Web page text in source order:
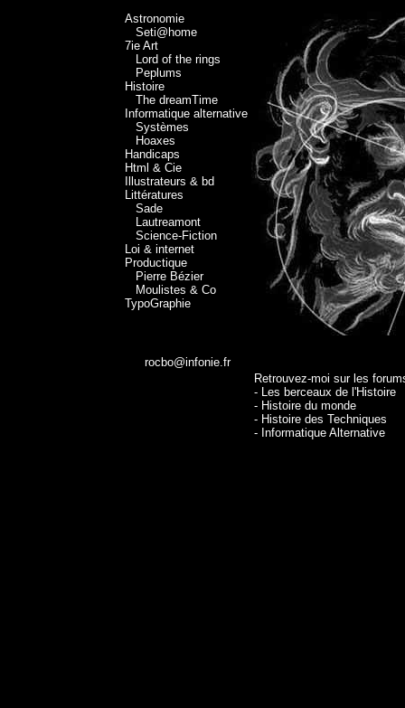
Astronomie
Seti@home
7ie Art
Lord of the rings
Peplums
Histoire
The dreamTime
Informatique alternative
Systèmes
Hoaxes
Handicaps
Html & Cie
Illustrateurs & bd
Littératures
Sade
Lautreamont
Science-Fiction
Loi & internet
Productique
Pierre Bézier
Moulistes & Co
TypoGraphie
rocbo@infonie.fr
Retrouvez-moi sur les
- Les berceaux de l'Histoire
- Histoire du monde
- Histoire des Techniques
- Informatique Alternative